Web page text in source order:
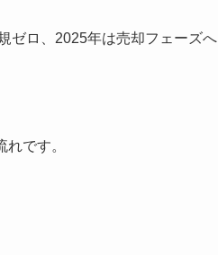
ゼロ、2025年は売却フェーズへ
です。